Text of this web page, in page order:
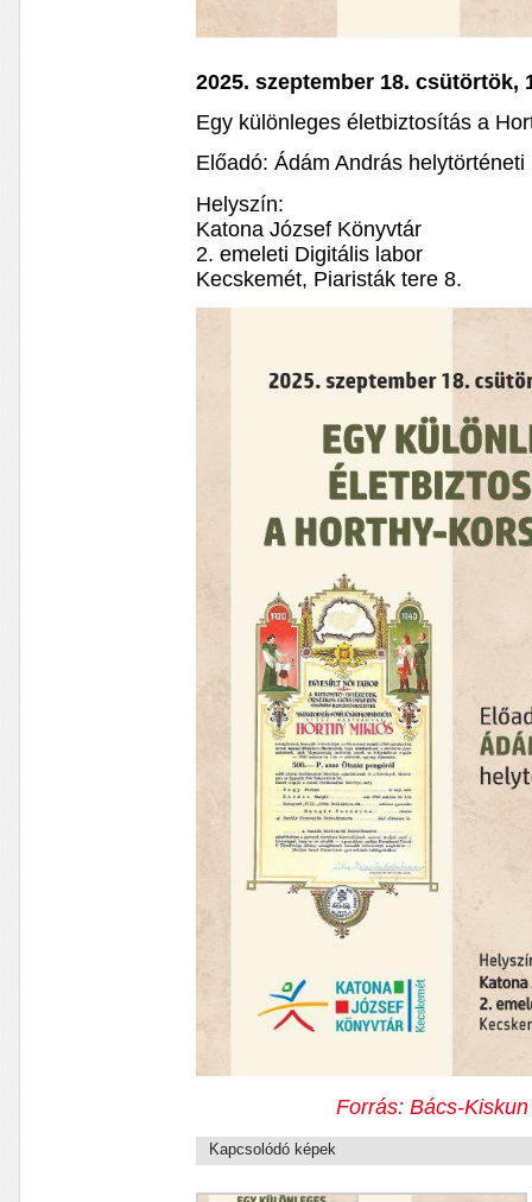
2025. szeptember 18. csütörtök,
Egy különleges életbiztosítás a
Előadó: Ádám András helytörténeti
Helyszín:
Katona József Könyvtár
2. emeleti Digitális labor
Kecskemét, Piaristák tere 8.
Forrás: Bács-
Kapcsolódó képek